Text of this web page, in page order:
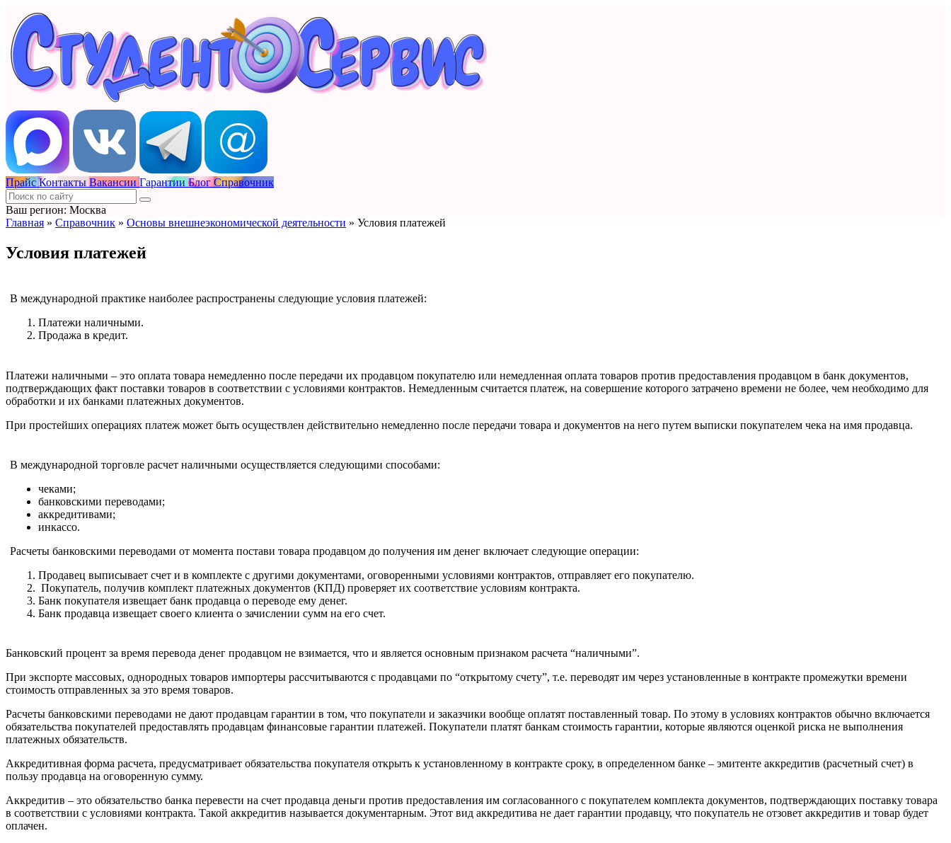
Прайс Контакты Вакансии Гарантии Блог Справочник
Ваш регион: Москва
Главная » Справочник » Основы внешнеэкономической деятельности » Условия платежей
Условия платежей
В международной практике наиболее распространены следующие условия платежей:
Платежи наличными.
Продажа в кредит.
Платежи наличными – это оплата товара немедленно после передачи их продавцом покупателю или немедленная оплата товаров против предоставления продавцом в банк документов,
подтверждающих факт поставки товаров в соответствии с условиями контрактов. Немедленным считается платеж, на совершение которого затрачено времени не более, чем необходимо для
обработки и их банками платежных документов.
При простейших операциях платеж может быть осуществлен действительно немедленно после передачи товара и документов на него путем выписки покупателем чека на имя продавца.
В международной торговле расчет наличными осуществляется следующими способами:
чеками;
банковскими переводами;
аккредитивами;
инкассо.
Расчеты банковскими переводами от момента постави товара продавцом до получения им денег включает следующие операции:
Продавец выписывает счет и в комплекте с другими документами, оговоренными условиями контрактов, отправляет его покупателю.
Покупатель, получив комплект платежных документов (КПД) проверяет их соответствие условиям контракта.
Банк покупателя извещает банк продавца о переводе ему денег.
Банк продавца извещает своего клиента о зачислении сумм на его счет.
Банковский процент за время перевода денег продавцом не взимается, что и является основным признаком расчета “наличными”.
При экспорте массовых, однородных товаров импортеры рассчитываются с продавцами по “открытому счету”, т.е. переводят им через установленные в контракте промежутки времени
стоимость отправленных за это время товаров.
Расчеты банковскими переводами не дают продавцам гарантии в том, что покупатели и заказчики вообще оплатят поставленный товар. По этому в условиях контрактов обычно включается
обязательства покупателей предоставлять продавцам финансовые гарантии платежей. Покупатели платят банкам стоимость гарантии, которые являются оценкой риска не выполнения
платежных обязательств.
Аккредитивная форма расчета, предусматривает обязательства покупателя открыть к установленному в контракте сроку, в определенном банке – эмитенте аккредитив (расчетный счет) в
пользу продавца на оговоренную сумму.
Аккредитив – это обязательство банка перевести на счет продавца деньги против предоставления им согласованного с покупателем комплекта документов, подтверждающих поставку товара
в соответствии с условиями контракта. Такой аккредитив называется документарным. Этот вид аккредитива не дает гарантии продавцу, что покупатель не отзовет аккредитив и товар будет
оплачен.